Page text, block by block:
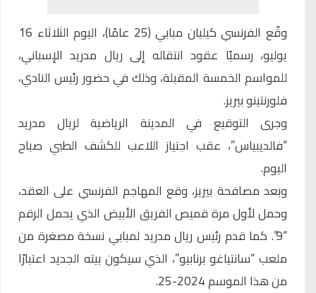
وقّع الفرنسي كيليان مبابي (25 عامًا)، اليوم الثلاثاء 16
يوليو، رسميًا عقود انتقاله إلى ريال مدريد الإسباني،
للمواسم الخمسة المقبلة، وذلك في حضور رئيس النادي،
فلورنتينو بيريز.
وجرى التوقيع في المدينة الرياضية لريال مدريد
“فالديبياس”، عقب اجتياز اللاعب للكشف الطبي صباح
اليوم.
وبعد مصافحة بيريز، وقع المهاجم الفرنسي على العقد،
وحمل لأول مرة قميص الفريق الأبيض الذي يحمل الرقم
“9”. كما قدم رئيس ريال مدريد لمبابي نسخة مصغرة من
ملعب “سانتياغو برنابيو”، الذي سيكون بيته الجديد اعتبارًا
من هذا الموسم 2024-25.